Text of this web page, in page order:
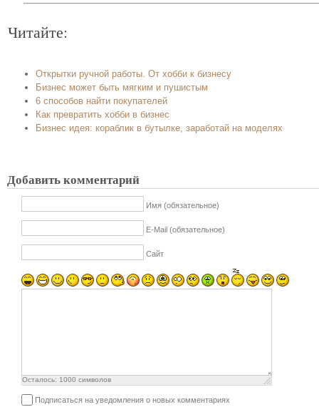
Читайте:
Открытки ручной работы. От хобби к бизнесу
Бизнес может быть мягким и пушистым
6 способов найти покупателей
Как превратить хобби в бизнес
Бизнес идея: кораблик в бутылке, заработай на моделях
Добавить комментарий
Имя (обязательное)
E-Mail (обязательное)
Сайт
Осталось: 1000 символов
Подписаться на уведомления о новых комментариях